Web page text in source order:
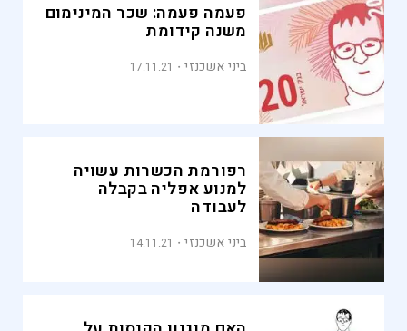
פעמה פעמה: שכר המינימום
משנה קידומת
ביני אשכנזי 17.11.21
רפורמת הכשרות עשויה
למנוע אפליה בקבלה
לעבודה
ביני אשכנזי 14.11.21